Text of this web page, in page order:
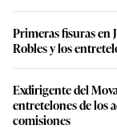
Primeras fisuras en
Robles y los
Exdirigente del
entretelones de los
comisiones